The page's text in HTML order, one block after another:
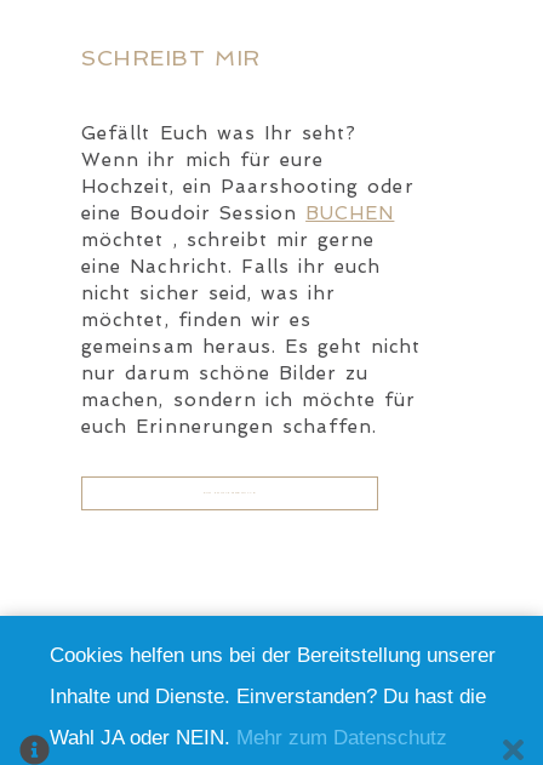
SCHREIBT MIR
Gefällt Euch was Ihr seht?
Wenn ihr mich für eure
Hochzeit, ein Paarshooting oder
eine Boudoir Session BUCHEN
möchtet , schreibt mir gerne
eine Nachricht. Falls ihr euch
nicht sicher seid, was ihr
möchtet, finden wir es
gemeinsam heraus. Es geht nicht
nur darum schöne Bilder zu
machen, sondern ich möchte für
euch Erinnerungen schaffen.
ZUM KONTAKTFORMULAR
Let´s connect!
Cookies helfen uns bei der Bereitstellung unserer
Inhalte und Dienste. Einverstanden? Du hast die
Wahl JA oder NEIN. Mehr zum Datenschutz